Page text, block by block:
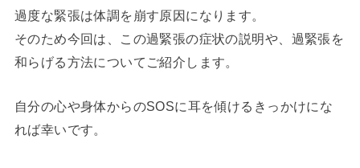
過度な緊張は体調を崩す原因になります。
そのため今回は、この過緊張の症状の説明や、過緊張を
和らげる方法についてご紹介します。
自分の心や身体からのSOSに耳を傾けるきっかけにな
れば幸いです。